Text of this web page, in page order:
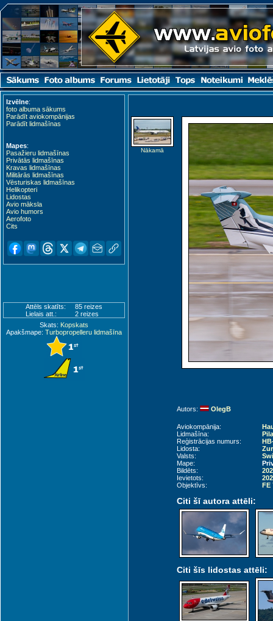
Izvēlne:
foto albuma sākums
Parādīt aviokompānijas
Parādīt lidmašīnas
Mapes:
Pasažieru lidmašīnas
Privātās lidmašīnas
Kravas lidmašīnas
Militārās lidmašīnas
Vēsturiskas lidmašīnas
Helikopteri
Lidostas
Avio māksla
Avio humors
Aerofoto
Cits
Attēls skatīts:
85 reizes
Lielais att.:
2 reizes
Skats: Kopskats
Apakšmape: Turbopropelleru lidmašīna
Nākamā
Autors: OlegB
Aviokompānija:
Lidmašīna:
Reģistrācijas numurs:
Lidosta:
Valsts:
Mape:
Bildēts:
Ievietots:
Objektīvs:
FE
Citi šī autora attēli:
Citi šīs lidostas attēli: